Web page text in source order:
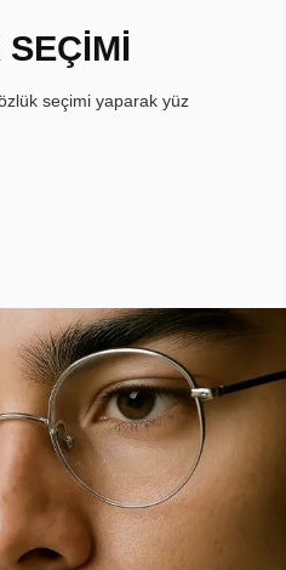
seçimi yaparak yüz